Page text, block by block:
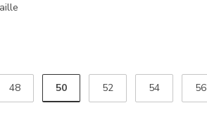
48 50 52 54 56